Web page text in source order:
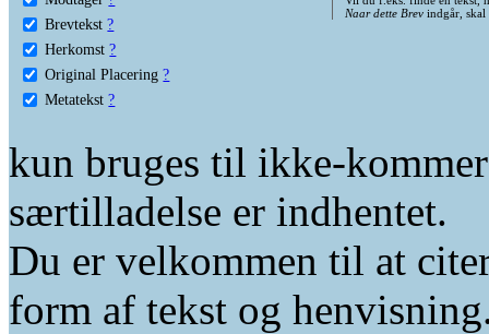
Brevtekst ?
Herkomst ?
Original Placering ?
Metatekst ?
Naar dette Brevindgår, skal
kun bruges til ikke-
særtilladelse er indhentet.
Du er velkommen til at
form af tekst og